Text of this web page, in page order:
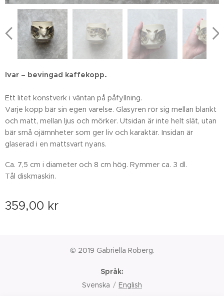
Ivar – bevingad kaffekopp.
Ett litet konstverk i väntan på påfyllning.
Varje kopp bär sin egen varelse. Glasyren rör sig mellan blankt
och matt, mellan ljus och mörker. Utsidan är inte helt slät, utan
bär små ojämnheter som ger liv och karaktär. Insidan är
glaserad i en mattsvart nyans.
Ca. 7,5 cm i diameter och 8 cm hög. Rymmer ca. 3 dl.
Tål diskmaskin.
359,00 kr
© 2019 Gabriella Roberg.
Språk
Svenska
English